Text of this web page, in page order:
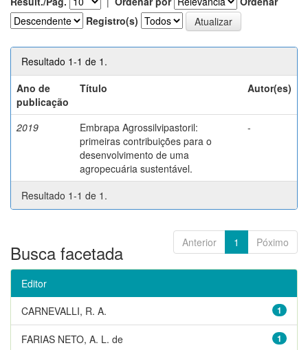
Registro(s)
Resultado 1-1 de 1.
Ano de
publicação
Título Autor(es)
2019
Embrapa Agrossilvipastoril:
primeiras contribuições para o
desenvolvimento de uma
agropecuária sustentável.
-
Resultado 1-1 de 1.
Anterior 1 Póximo
Busca facetada
Editor
1
CARNEVALLI, R. A.
1
FARIAS NETO, A. L. de